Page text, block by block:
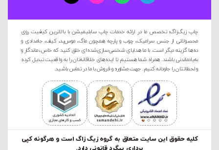
چاپ زیگ‌زاگ؛ تخصص ما در ارائه خدمات چاپ سابلیمیشن با بالاترین کیفیت روی
محصولاتی از جنس سرامیک، چوب و پارچه همچون ماگ، موس‌پد، کیف، جامدادی و
ده‌ها گزینه دیگر است. با ما هدایای شخصی‌سازی‌شده‌ای خلق کنید که خاص، ماندگار و
به‌یادماندنی باشند. همراه شما هستیم تا ایده‌های خلاقانه‌تان را به واقعیت تبدیل کرده
و لحظاتتان را جاودانه کنیم. جهت مشاوره و فروش با ما در تماس باشید.
کليه حقوق این سایت متعلق به گروه زیگ زاگ است و هرگونه کپی